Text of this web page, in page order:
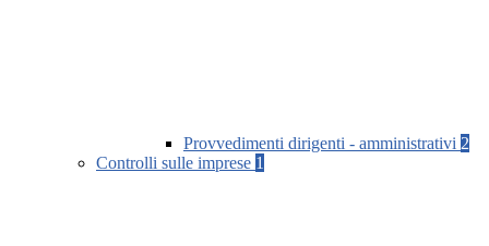
Provvedimenti dirigenti - amministrativi 2
Controlli sulle imprese 1